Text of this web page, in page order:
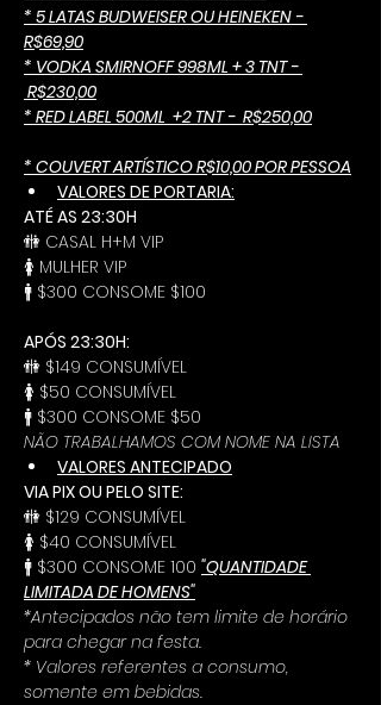
* 5 LATAS BUDWEISER OU HEINEKEN -
R$69,90
* VODKA SMIRNOFF 998ML + 3 TNT -
R$230,00
* RED LABEL 500ML  +2 TNT -  R$250,00
* COUVERT ARTÍSTICO R$10,00 POR PESSOA
VALORES DE PORTARIA:
ATÉ AS 23:30H
🚻 CASAL H+M VIP
🚺 MULHER VIP
🚹 $300 CONSOME $100
APÓS 23:30H:
🚻 $149 CONSUMÍVEL
🚺 $50 CONSUMÍVEL
🚹 $300 CONSOME $50
NÃO TRABALHAMOS COM NOME NA LISTA
VALORES ANTECIPADO
VIA PIX OU PELO SITE:
🚻 $129 CONSUMÍVEL
🚺 $40 CONSUMÍVEL
🚹 $300 CONSOME 100 "QUANTIDADE
LIMITADA DE HOMENS"
*Antecipados não tem limite de horário
para chegar na festa.
* Valores referentes a consumo,
somente em bebidas.